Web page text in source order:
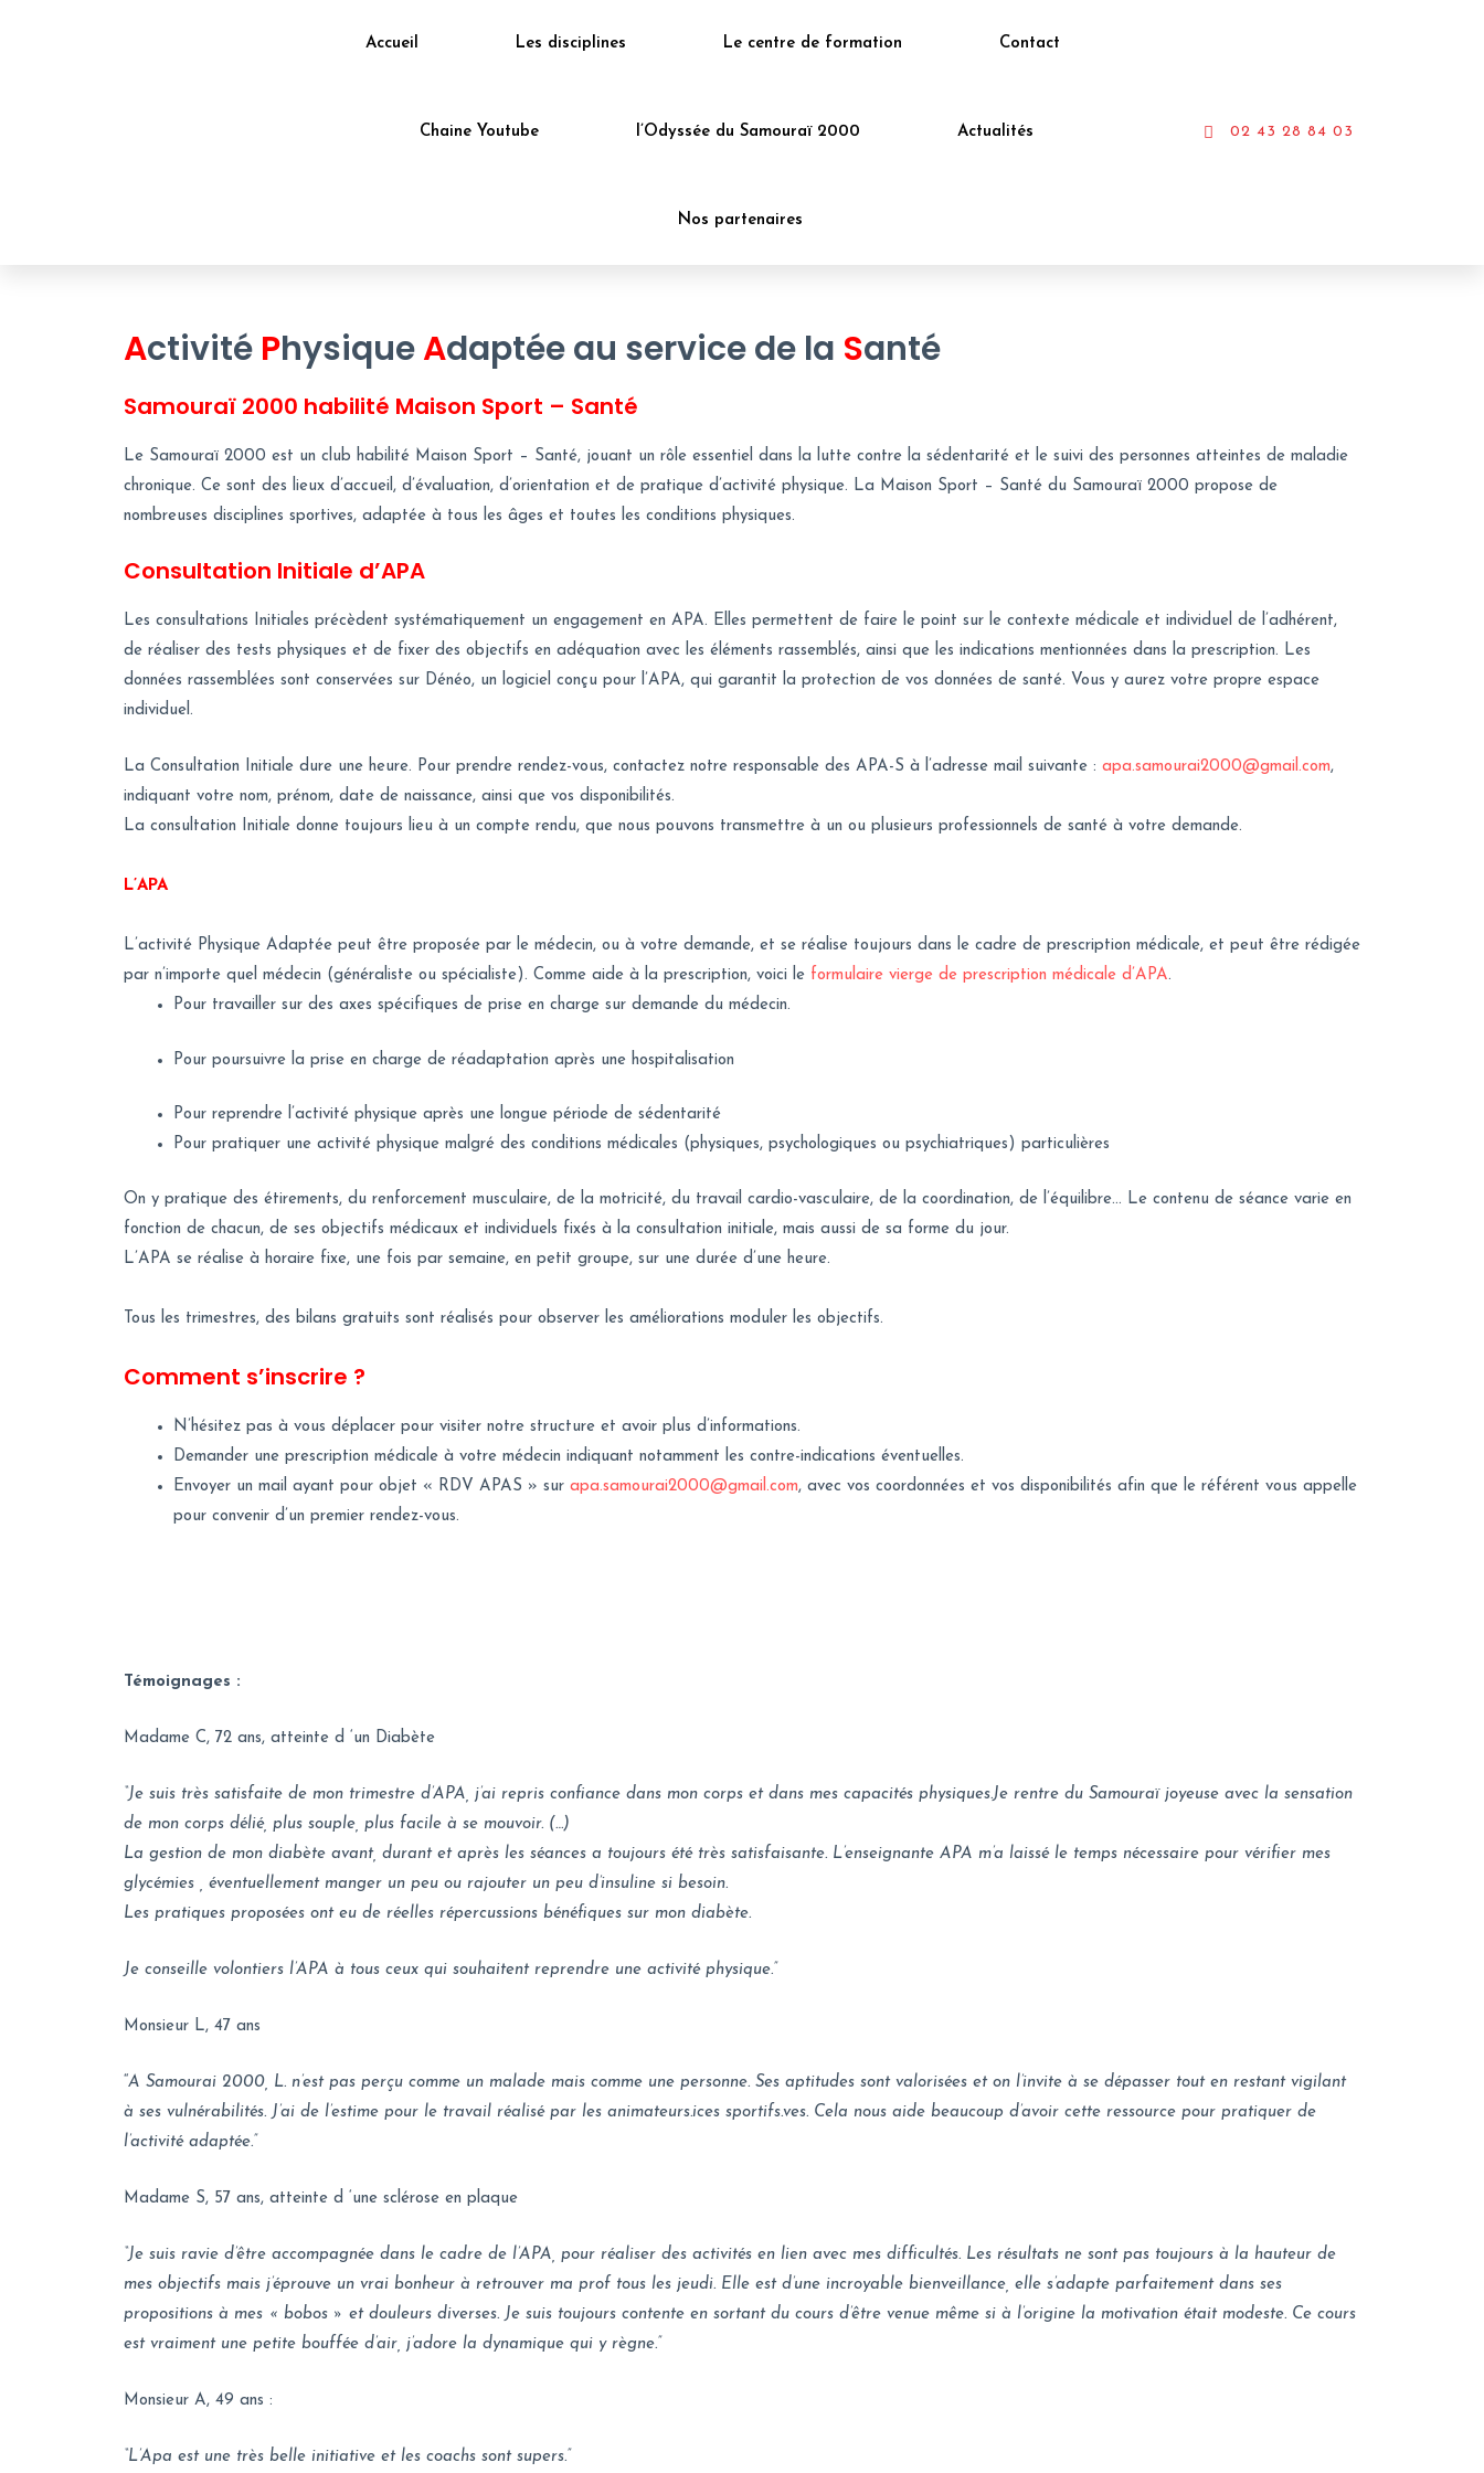
Accueil Les disciplines Le centre de formation Contact
Chaine Youtube l’Odyssée du Samouraï 2000 Actualités
Nos partenaires
02 43 28 84 03
Activité PhysiqueAdaptée au service de la Santé
Samouraï 2000 habilité Maison Sport – Santé
Le Samouraï 2000 est un club habilité Maison Sport – Santé, jouant un rôle essentiel dans la lutte contre la sédentarité et le suivi des personnes atteintes de maladie
chronique. Ce sont des lieux d’accueil, d’évaluation, d’orientation et de pratique d’activité physique. La Maison Sport – Santé du Samouraï 2000 propose de
nombreuses disciplines sportives, adaptée à tous les âges et toutes les conditions physiques.
Consultation Initiale d’APA
Les consultations Initiales précèdent systématiquement un engagement en APA. Elles permettent de faire le point sur le contexte médicale et individuel de l’adhérent,
de réaliser des tests physiques et de fixer des objectifs en adéquation avec les éléments rassemblés, ainsi que les indications mentionnées dans la prescription. Les
données rassemblées sont conservées sur Dénéo, un logiciel conçu pour l’APA, qui garantit la protection de vos données de santé. Vous y aurez votre propre espace
individuel.
La Consultation Initiale dure une heure. Pour prendre rendez-vous, contactez notre responsable des APA-S à l’adresse mail suivante : apa.samourai2000@gmail.com,
indiquant votre nom, prénom, date de naissance, ainsi que vos disponibilités.
La consultation Initiale donne toujours lieu à un compte rendu, que nous pouvons transmettre à un ou plusieurs professionnels de santé à votre demande.
L’APA
L’activité Physique Adaptée peut être proposée par le médecin, ou à votre demande, et se réalise toujours dans le cadre de prescription médicale, et peut être rédigée
par n’importe quel médecin (généraliste ou spécialiste). Comme aide à la prescription, voici le formulaire vierge de prescription médicale d’APA.
Pour travailler sur des axes spécifiques de prise en charge sur demande du médecin.
Pour poursuivre la prise en charge de réadaptation après une hospitalisation
Pour reprendre l’activité physique après une longue période de sédentarité
Pour pratiquer une activité physique malgré des conditions médicales (physiques, psychologiques ou psychiatriques) particulières
On y pratique des étirements, du renforcement musculaire, de la motricité, du travail cardio-vasculaire, de la coordination, de l’équilibre… Le contenu de séance varie en
fonction de chacun, de ses objectifs médicaux et individuels fixés à la consultation initiale, mais aussi de sa forme du jour.
L’APA se réalise à horaire fixe, une fois par semaine, en petit groupe, sur une durée d’une heure.
Tous les trimestres, des bilans gratuits sont réalisés pour observer les améliorations moduler les objectifs.
Comment s’inscrire ?
N’hésitez pas à vous déplacer pour visiter notre structure et avoir plus d’informations.
Demander une prescription médicale à votre médecin indiquant notamment les contre-indications éventuelles.
Envoyer un mail ayant pour objet « RDV APAS » sur apa.samourai2000@gmail.com, avec vos coordonnées et vos disponibilités afin que le référent vous appelle
pour convenir d’un premier rendez-vous.
Témoignages :
Madame C, 72 ans, atteinte d ‘un Diabète
“Je suis très satisfaite de mon trimestre d’APA, j’ai repris confiance dans mon corps et dans mes capacités physiques.Je rentre du Samouraï joyeuse avec la sensation
de mon corps délié, plus souple, plus facile à se mouvoir. (…)
La gestion de mon diabète avant, durant et après les séances a toujours été très satisfaisante. L’enseignante APA m’a laissé le temps nécessaire pour vérifier mes
glycémies , éventuellement manger un peu ou rajouter un peu d’insuline si besoin.
Les pratiques proposées ont eu de réelles répercussions bénéfiques sur mon diabète.
Je conseille volontiers l’APA à tous ceux qui souhaitent reprendre une activité physique.”
Monsieur L, 47 ans
A Samourai 2000, L. n’est pas perçu comme un malade mais comme une personne. Ses aptitudes sont valorisées et on l’invite à se dépasser tout en restant vigilant
à ses vulnérabilités. J’ai de l’estime pour le travail réalisé par les animateurs.ices sportifs.ves. Cela nous aide beaucoup d’avoir cette ressource pour pratiquer de
l’activité adaptée.”
Madame S, 57 ans, atteinte d ‘une sclérose en plaque
“Je suis ravie d’être accompagnée dans le cadre de l’APA, pour réaliser des activités en lien avec mes difficultés. Les résultats ne sont pas toujours à la hauteur de
mes objectifs mais j’éprouve un vrai bonheur à retrouver ma prof tous les jeudi. Elle est d’une incroyable bienveillance, elle s’adapte parfaitement dans ses
propositions à mes « bobos » et douleurs diverses. Je suis toujours contente en sortant du cours d’être venue même si à l’origine la motivation était modeste. Ce cours
est vraiment une petite bouffée d’air, j’adore la dynamique qui y règne.”
Monsieur A, 49 ans :
“L’Apa est une très belle initiative et les coachs sont supers.”